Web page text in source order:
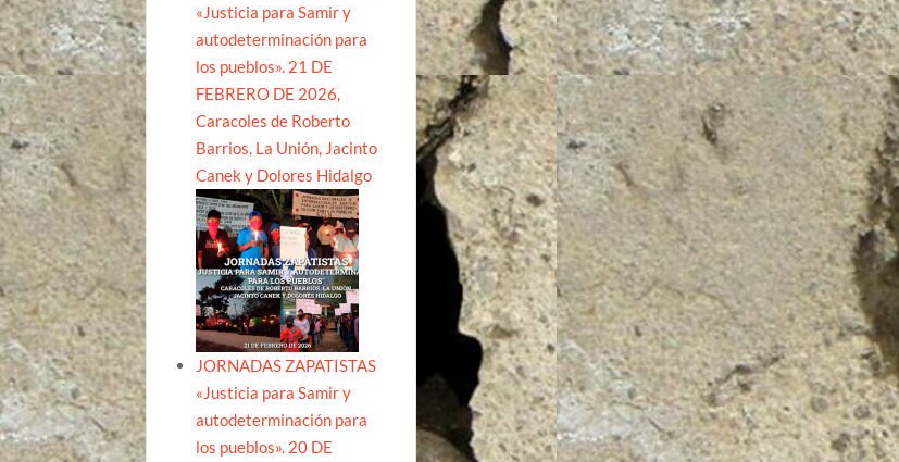
«Justicia para Samir y
autodeterminación para
los pueblos». 21 DE
FEBRERO DE 2026,
Caracoles de Roberto
Barrios, La Unión, Jacinto
Canek y Dolores Hidalgo
JORNADAS ZAPATISTAS
«Justicia para Samir y
autodeterminación para
los pueblos». 20 DE